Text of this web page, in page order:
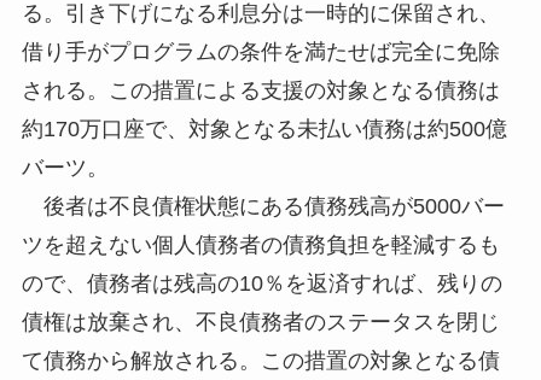
る。引き下げになる利息分は一時的に保留され、
借り手がプログラムの条件を満たせば完全に免除
される。この措置による支援の対象となる債務は
約170万口座で、対象となる未払い債務は約500億
バーツ。
後者は不良債権状態にある債務残高が5000バー
ツを超えない個人債務者の債務負担を軽減するも
ので、債務者は残高の10％を返済すれば、残りの
債権は放棄され、不良債務者のステータスを閉じ
て債務から解放される。この措置の対象となる債